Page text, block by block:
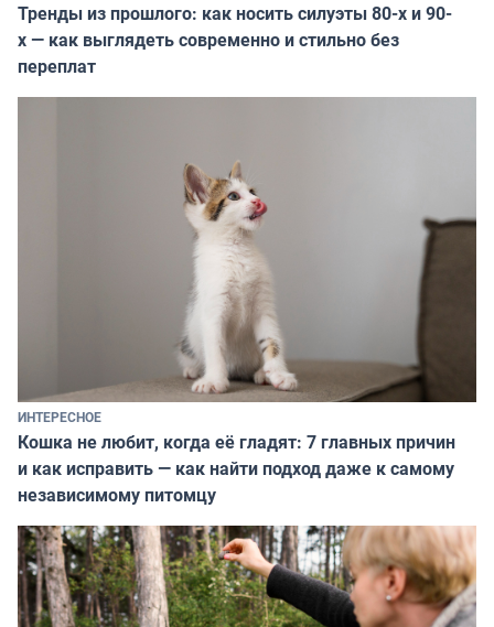
Тренды из прошлого: как носить силуэты 80-х и 90-
х — как выглядеть современно и стильно без
переплат
ИНТЕРЕСНОЕ
Кошка не любит, когда её гладят: 7 главных причин
и как исправить — как найти подход даже к самому
независимому питомцу